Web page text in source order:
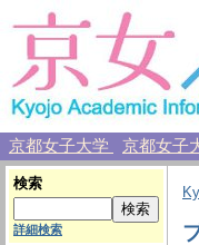
京都女子大学 京都女子
検索
詳細検索